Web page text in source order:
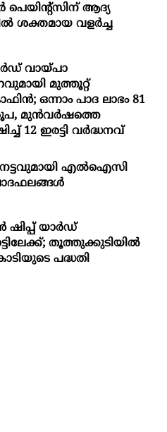
പെയിന്റ്സിന് ആദ്യ
ശക്തമായ വളർച്ച
വായ്പാ
മുത്തൂറ്റ്
ഒന്നാം പാദ ലാഭം 81
മുൻവർഷത്തെ
12 ഇരട്ടി വർദ്ധനവ്
നേട്ടവുമായി എൽഐസി
ഷിപ്പ് യാർഡ്
തൂത്തുക്കുടിയിൽ
പദ്ധതി